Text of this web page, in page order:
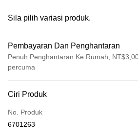
Sila pilih variasi produk.
Pembayaran Dan Penghantaran
Penuh Penghantaran Ke Rumah,
percuma
Kad Kredit (Bayaran Penuh)
Ansuran Kad Kredit
Ciri Produk
No. Produk
6701263